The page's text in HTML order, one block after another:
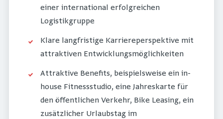
einer international erfolgreichen
Logistikgruppe
Klare langfristige Karriereperspektive mit
attraktiven Entwicklungsmöglichkeiten
Attraktive Benefits, beispielsweise ein in-
house Fitnessstudio, eine Jahreskarte für
den öffentlichen Verkehr, Bike Leasing, ein
zusätzlicher Urlaubstag im